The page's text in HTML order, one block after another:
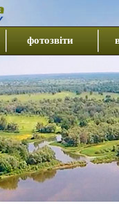
фотозвіти